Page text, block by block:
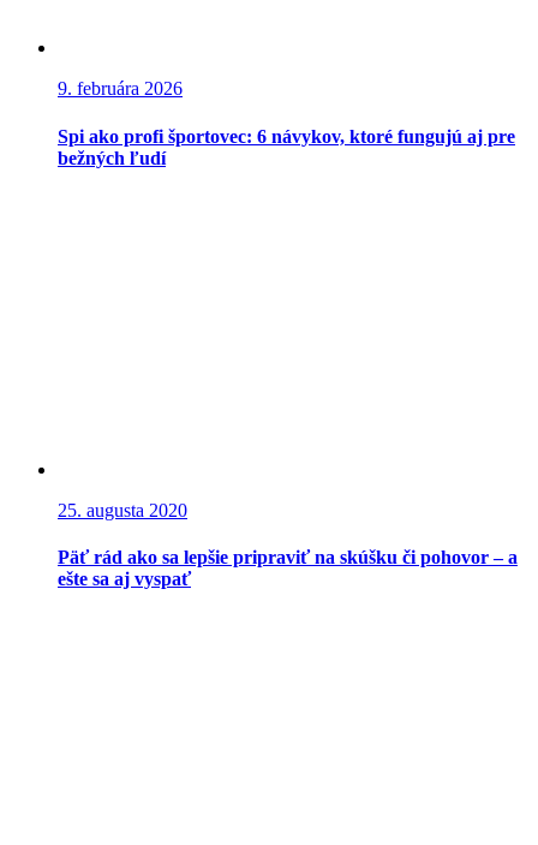
9. februára 2026
Spi ako profi športovec: 6 návykov, ktoré fungujú aj pre
bežných ľudí
25. augusta 2020
Päť rád ako sa lepšie pripraviť na skúšku či pohovor – a
ešte sa aj vyspať